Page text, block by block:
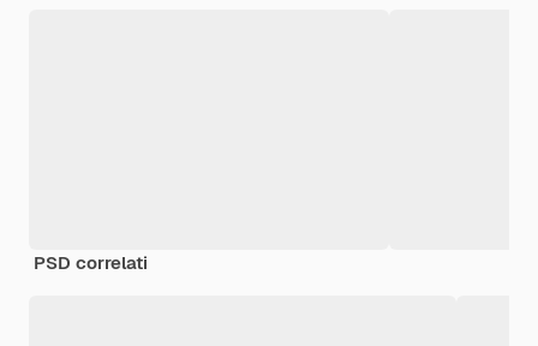
PSD correlati